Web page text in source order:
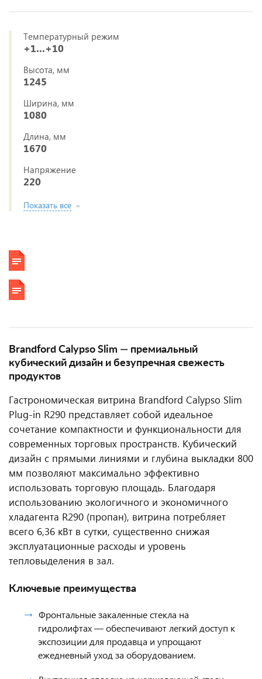
Температурный режим
+1...+10
Высота, мм
1245
Ширина, мм
1080
Длина, мм
1670
Напряжение
220
Показать все
Brandford Calypso Slim — премиальный
кубический дизайн и безупречная свежесть
продуктов
Гастрономическая витрина Brandford Calypso Slim
Plug-in R290 представляет собой идеальное
сочетание компактности и функциональности для
современных торговых пространств. Кубический
дизайн с прямыми линиями и глубина выкладки 800
мм позволяют максимально эффективно
использовать торговую площадь. Благодаря
использованию экологичного и экономичного
хладагента R290 (пропан), витрина потребляет
всего 6,36 кВт в сутки, существенно снижая
эксплуатационные расходы и уровень
тепловыделения в зал.
Ключевые преимущества
Фронтальные закаленные стекла на
гидролифтах — обеспечивают легкий доступ к
экспозиции для продавца и упрощают
ежедневный уход за оборудованием.